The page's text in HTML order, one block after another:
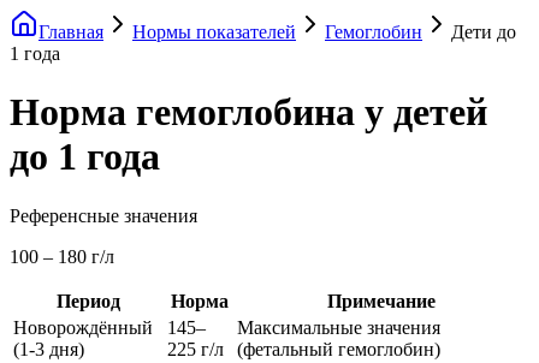
Главная Нормы показателей Гемоглобин
Дети до
1 года
Норма гемоглобина у детей
до 1 года
Референсные значения
100 – 180 г/л
Период Норма
Примечание
Новорождённый
(1-3 дня)
145–
225 г/л
Максимальные значения
(фетальный гемоглобин)